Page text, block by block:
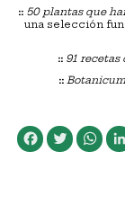
:: 50 plantas que
una selección
:: 91
:: Botanicum
Facebook